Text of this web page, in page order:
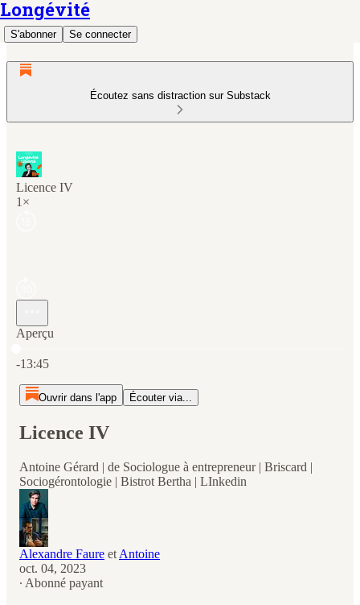
Longévité
S'abonner Se connecter
Écoutez sans distraction sur Substack
Licence IV
1×
Aperçu
-13:45
Ouvrir dans l'app Écouter via...
Licence IV
Antoine Gérard | de Sociologue à entrepreneur | Briscard |
Sociogérontologie | Bistrot Bertha | LInkedin
Alexandre Faure et Antoine
oct. 04, 2023
∙ Abonné payant